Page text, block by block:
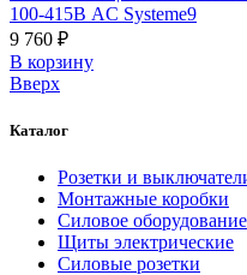
100-415В AC Systeme9
9 760 ₽
В корзинy
Вверх
Каталог
Розетки и
Монтажные коробки
Силовое оборудование
Щиты электрические
Силовые розетки